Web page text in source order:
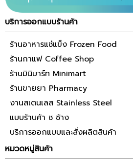
บริการออกแบบร้านค้า
ร้านอาหารแช่แข็ง Frozen Food
ร้านกาแฟ Coffee Shop
ร้านมินิมาร์ท Minimart
ร้านขายยา Pharmacy
งานสเตนเลส Stainless Steel
แบบร้านค้า ช ช้าง
บริการออกแบบและสั่งผลิตสินค้า
หมวดหมู่สินค้า